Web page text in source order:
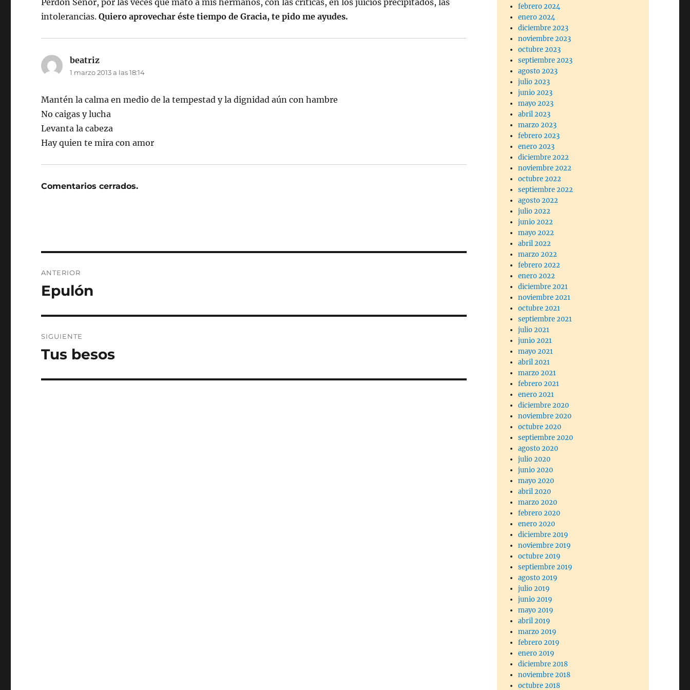
Perdón Señor, por las veces que mato a mis hermanos, con las críticas, en los juicios precipitados, las
intolerancias.Quiero aprovechar éste tiempo de Gracia, te pido me ayudes.
beatriz
1 marzo 2013 a las 18:14
Mantén la calma en medio de la tempestad y la dignidad aún con hambre
No caigas y lucha
Levanta la cabeza
Hay quien te mira con amor
Comentarios cerrados.
de
ANTERIOR
Entrada
Epulón
SIGUIENTE
Entrada
Tus besos
febrero 2024
enero 2024
diciembre 2023
noviembre 2023
octubre 2023
septiembre 2023
agosto 2023
julio 2023
junio 2023
mayo 2023
abril 2023
marzo 2023
febrero 2023
enero 2023
diciembre 2022
noviembre 2022
octubre 2022
septiembre 2022
agosto 2022
julio 2022
junio 2022
mayo 2022
abril 2022
marzo 2022
febrero 2022
enero 2022
diciembre 2021
noviembre 2021
octubre 2021
septiembre 2021
julio 2021
junio 2021
mayo 2021
abril 2021
marzo 2021
febrero 2021
enero 2021
diciembre 2020
noviembre 2020
octubre 2020
septiembre 2020
agosto 2020
julio 2020
junio 2020
mayo 2020
abril 2020
marzo 2020
febrero 2020
enero 2020
diciembre 2019
noviembre 2019
octubre 2019
septiembre 2019
agosto 2019
julio 2019
junio 2019
mayo 2019
abril 2019
marzo 2019
febrero 2019
enero 2019
diciembre 2018
noviembre 2018
octubre 2018